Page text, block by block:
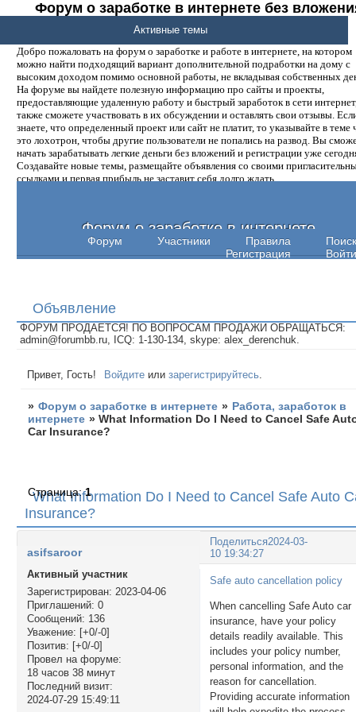
Форум о заработке в интернете без
денег.
Добро пожаловать на форум о заработке и работе в интернете, на котором
можно найти подходящий вариант дополнительной подработки на дому с
высоким доходом помимо основной работы, не вкладывая собственных
На форуме вы найдете полезную информацию про сайты и проекты,
предоставляющие удаленную работу и быстрый заработок в сети
также сможете участвовать в их обсуждении и оставлять свои отзывы.
знаете, что определенный проект или сайт не платит, то указывайте в теме
это лохотрон, чтобы другие пользователи не попались на развод. Вы
начать зарабатывать легкие деньги без вложений и регистрации уже
Создавайте новые темы, размещайте объявления со своими
ссылками и первая прибыль не заставит себя долго ждать.
Форум о заработке в интернете
Форум Участники Правила
Поиск
Регистрация
Войти
Активные темы
Объявление
ФОРУМ ПРОДАЕТСЯ! ПО ВОПРОСАМ ПРОДАЖИ ОБРАЩАТЬСЯ:
admin@forumbb.ru, ICQ: 1-130-134, skype: alex_derenchuk.
Привет, Гость! Войдите илизарегистрируйтесь
» Форум о заработке в интернете » Работа, заработок в
интернете »What Information Do I Need to Cancel Safe
Car Insurance?
What Information Do I Need to Cancel Safe Auto
Insurance?
Страница:1
Поделиться2024-03-
10 19:34:27
asifsaroor
Активный участник
Зарегистрирован: 2023-04-06
Приглашений: 0
Сообщений: 136
Уважение: [+0/-0]
Позитив: [+0/-0]
Провел на форуме:
18 часов 38 минут
Последний визит:
2024-07-29 15:49:11
Safe auto cancellation policy
When cancelling Safe Auto car
insurance, have your policy
details readily available. This
includes your policy number,
personal information, and the
reason for cancellation.
Providing accurate information